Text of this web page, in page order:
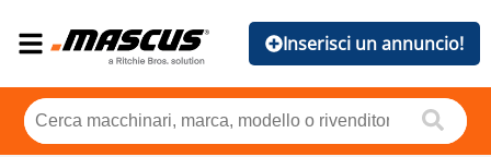
Inserisci un annuncio!